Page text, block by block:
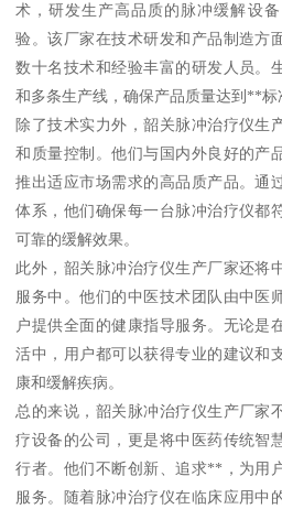
术，研发生产高品质的脉冲缓解设
验。该厂家在技术研发和产品制造方
数十名技术和经验丰富的研发人员。
和多条生产线，确保产品质量达到**标
除了技术实力外，韶关脉冲治疗仪生
和质量控制。他们与国内外良好的产
推出适应市场需求的高品质产品。通
体系，他们确保每一台脉冲治疗仪都
可靠的缓解效果。
此外，韶关脉冲治疗仪生产厂家还将
服务中。他们的中医技术团队由中医
户提供全面的健康指导服务。无论是
活中，用户都可以获得专业的建议和
康和缓解疾病。
总的来说，韶关脉冲治疗仪生产厂家
疗设备的公司，更是将中医药传统智
行者。他们不断创新、追求**，为用
服务。随着脉冲治疗仪在临床应用中